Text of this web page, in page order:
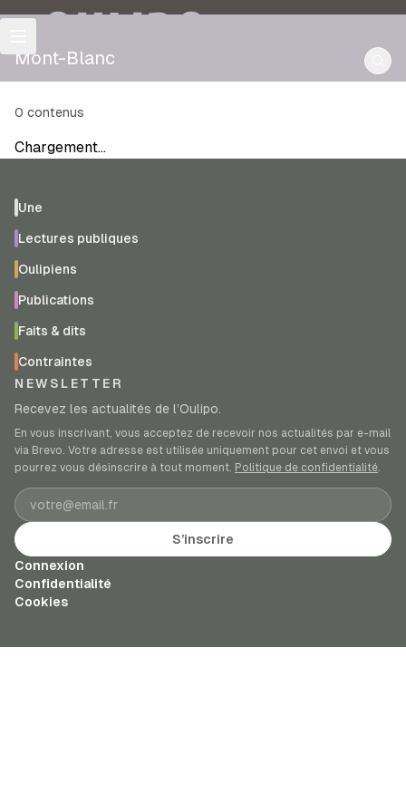
OULIPO
Mont-Blanc
0 contenus
Chargement…
Une
Lectures publiques
Oulipiens
Publications
Faits & dits
Contraintes
NEWSLETTER
Recevez les actualités de l’Oulipo.
En vous inscrivant, vous acceptez de recevoir nos actualités par e-mail
via Brevo. Votre adresse est utilisée uniquement pour cet envoi et vous
pourrez vous désinscrire à tout moment. Politique de confidentialité.
Adresse e-mail
S’inscrire
Connexion
Confidentialité
Cookies